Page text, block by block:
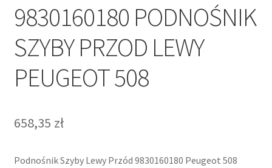
9830160180 PODNOŚNIK
SZYBY PRZOD LEWY
PEUGEOT 508
658,35 zł
Podnośnik Szyby Lewy Przód 9830160180 Peugeot 508